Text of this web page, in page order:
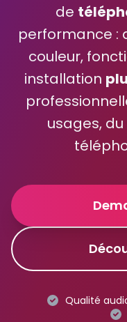
de
performance :
couleur,
installation
usages,
Qualité